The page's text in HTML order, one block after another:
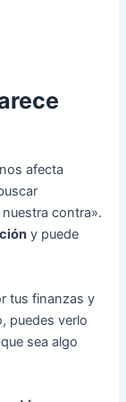
afecta
contra».
y puede
tus finanzas y
puedes verlo
sea algo